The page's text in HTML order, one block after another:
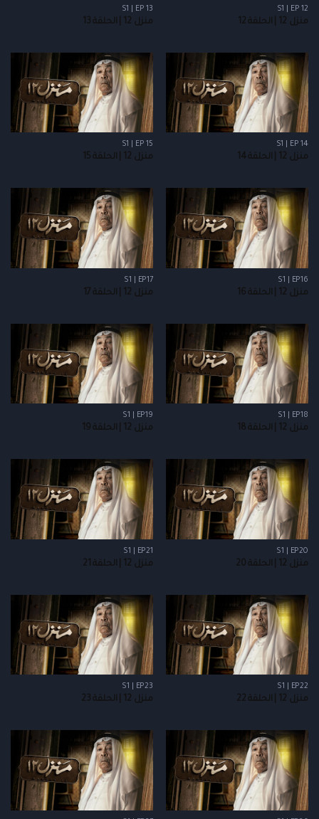
S1 | EP 12
منزل 12 | الحلقة 12
S1 | EP 13
منزل 12 | الحلقة 13
S1 | EP 14
منزل 12 | الحلقة 14
S1 | EP 15
منزل 12 | الحلقة 15
S1 | EP16
منزل 12 | الحلقة 16
S1 | EP17
منزل 12 | الحلقة 17
S1 | EP18
منزل 12 | الحلقة 18
S1 | EP19
منزل 12 | الحلقة 19
S1 | EP20
منزل 12 | الحلقة 20
S1 | EP21
منزل 12 | الحلقة 21
S1 | EP22
منزل 12 | الحلقة 22
S1 | EP23
منزل 12 | الحلقة 23